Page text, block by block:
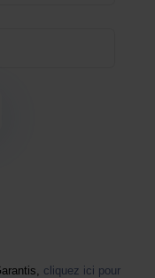
cliquez ici pour